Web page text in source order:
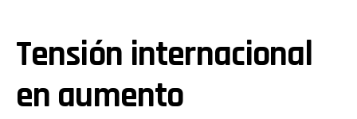
Tensión internacional
en aumento